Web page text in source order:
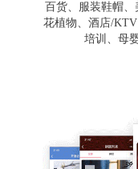
百货、服装鞋帽
花植物、酒店/
培训、母